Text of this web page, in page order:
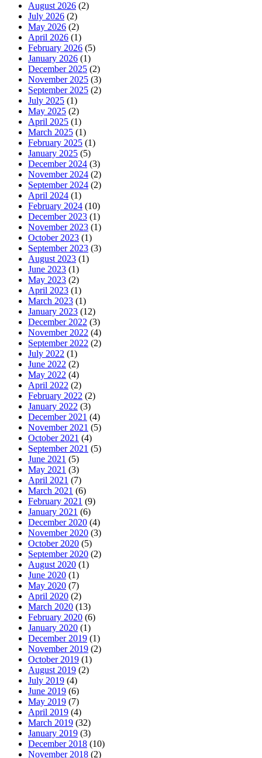
August 2026 (2)
July 2026 (2)
May 2026 (2)
April 2026 (1)
February 2026 (5)
January 2026 (1)
December 2025 (2)
November 2025 (3)
September 2025 (2)
July 2025 (1)
May 2025 (2)
April 2025 (1)
March 2025 (1)
February 2025 (1)
January 2025 (5)
December 2024 (3)
November 2024 (2)
September 2024 (2)
April 2024 (1)
February 2024 (10)
December 2023 (1)
November 2023 (1)
October 2023 (1)
September 2023 (3)
August 2023 (1)
June 2023 (1)
May 2023 (2)
April 2023 (1)
March 2023 (1)
January 2023 (12)
December 2022 (3)
November 2022 (4)
September 2022 (2)
July 2022 (1)
June 2022 (2)
May 2022 (4)
April 2022 (2)
February 2022 (2)
January 2022 (3)
December 2021 (4)
November 2021 (5)
October 2021 (4)
September 2021 (5)
June 2021 (5)
May 2021 (3)
April 2021 (7)
March 2021 (6)
February 2021 (9)
January 2021 (6)
December 2020 (4)
November 2020 (3)
October 2020 (5)
September 2020 (2)
August 2020 (1)
June 2020 (1)
May 2020 (7)
April 2020 (2)
March 2020 (13)
February 2020 (6)
January 2020 (1)
December 2019 (1)
November 2019 (2)
October 2019 (1)
August 2019 (2)
July 2019 (4)
June 2019 (6)
May 2019 (7)
April 2019 (4)
March 2019 (32)
January 2019 (3)
December 2018 (10)
November 2018 (2)